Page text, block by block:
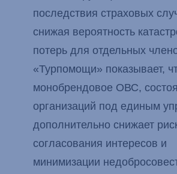
последствия страховых
снижая вероятность
потерь для отдельных
«Турпомощи» показывает,
монобрендовое ОВС,
организаций под единым
дополнительно снижает
согласования интересов и
минимизации